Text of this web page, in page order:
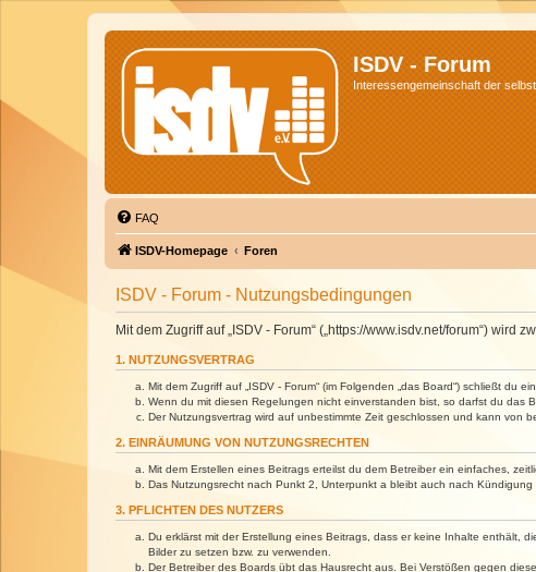
ISDV - Forum
Interessengemeinschaft der
FAQ
ISDV-Homepage Foren
ISDV - Forum - Nutzungsbedingungen
Mit dem Zugriff auf „ISDV - Forum“ („https://www.isdv.net/forum“)
1. NUTZUNGSVERTRAG
Mit dem Zugriff auf „ISDV - Forum“ (im Folgenden „das Board“) schließt du
Wenn du mit diesen Regelungen nicht einverstanden bist, so darfst du das
Der Nutzungsvertrag wird auf unbestimmte Zeit geschlossen und kann von
2. EINRÄUMUNG VON NUTZUNGSRECHTEN
Mit dem Erstellen eines Beitrags erteilst du dem Betreiber ein einfaches,
Das Nutzungsrecht nach Punkt 2, Unterpunkt a bleibt auch nach Kündigung
3. PFLICHTEN DES NUTZERS
Du erklärst mit der Erstellung eines Beitrags, dass er keine Inhalte enthält,
Bilder zu setzen bzw. zu verwenden.
Der Betreiber des Boards übt das Hausrecht aus. Bei Verstößen gegen